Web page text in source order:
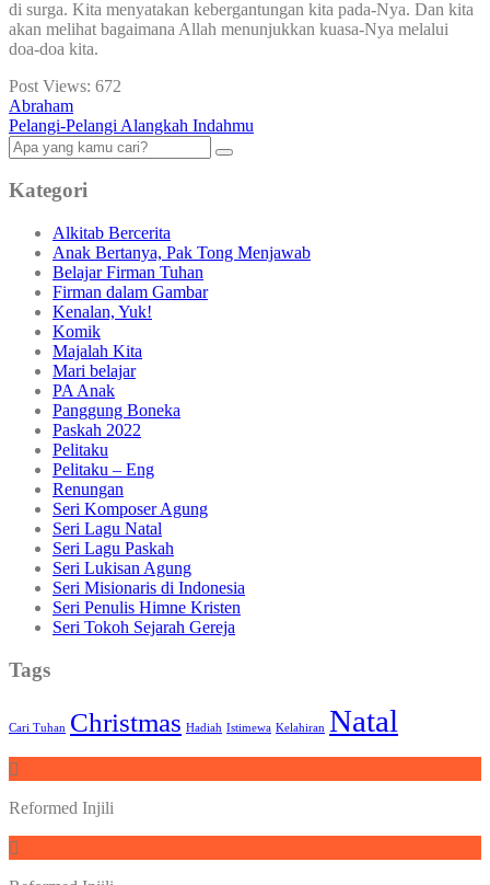
di surga. Kita menyatakan kebergantungan kita pada-Nya. Dan kita
akan melihat bagaimana Allah menunjukkan kuasa-Nya melalui
doa-doa kita.
Post Views: 672
Abraham
Pelangi-Pelangi Alangkah Indahmu
Kategori
Alkitab Bercerita
Anak Bertanya, Pak Tong Menjawab
Belajar Firman Tuhan
Firman dalam Gambar
Kenalan, Yuk!
Komik
Majalah Kita
Mari belajar
PA Anak
Panggung Boneka
Paskah 2022
Pelitaku
Pelitaku – Eng
Renungan
Seri Komposer Agung
Seri Lagu Natal
Seri Lagu Paskah
Seri Lukisan Agung
Seri Misionaris di Indonesia
Seri Penulis Himne Kristen
Seri Tokoh Sejarah Gereja
Tags
Cari Tuhan Christmas Hadiah Istimewa Kelahiran Natal
Reformed Injili